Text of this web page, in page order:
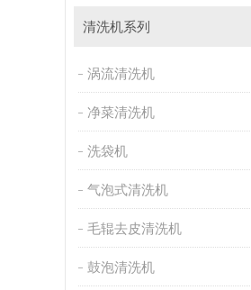
清洗机系列
涡流清洗机
净菜清洗机
洗袋机
气泡式清洗机
毛辊去皮清洗机
鼓泡清洗机